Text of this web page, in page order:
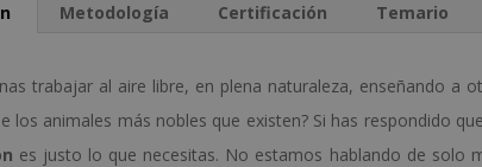
Metodología Certificación Temario
trabajar al aire libre, en plena naturaleza, enseñando a
los animales más nobles que existen? Si has respondido
es justo lo que necesitas. No estamos hablando de solo